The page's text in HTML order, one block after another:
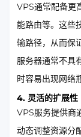
VPS通常配备更
能路由等。这些
输路径，从而保
服务器通常不具
时容易出现网络
4. 灵活的扩展性
VPS服务提供商
动态调整资源分